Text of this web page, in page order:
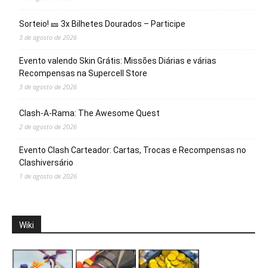
Sorteio! 🎫 3x Bilhetes Dourados – Participe
3 de agosto de 2026
Evento valendo Skin Grátis: Missões Diárias e várias
Recompensas na Supercell Store
3 de agosto de 2026
Clash-A-Rama: The Awesome Quest
2 de agosto de 2026
Evento Clash Carteador: Cartas, Trocas e Recompensas no
Clashiversário
1 de agosto de 2026
Wiki